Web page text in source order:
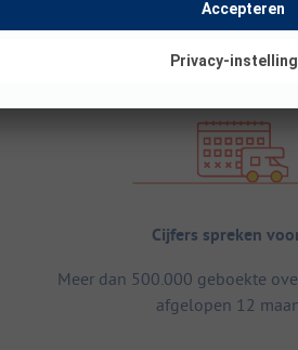
Cijfers spreken
Meer dan 500.000 geboekte
afgelopen 12